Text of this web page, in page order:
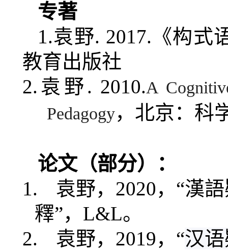
专著
1.袁野. 2017. 《构式
教育出版社
2. 袁野 . 2010.A
Pedagogy，北京：科
论文（部分）：
1.
袁野， 2020，“漢
釋”， L&L。
2.
袁野， 2019，“汉